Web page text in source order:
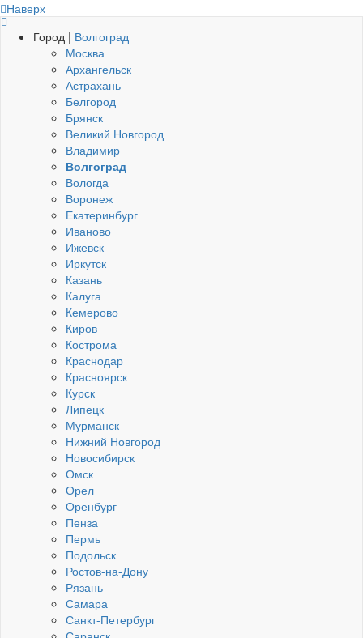
Наверх
Город | Волгоград
Москва
Архангельск
Астрахань
Белгород
Брянск
Великий Новгород
Владимир
Волгоград
Вологда
Воронеж
Екатеринбург
Иваново
Ижевск
Иркутск
Казань
Калуга
Кемерово
Киров
Кострома
Краснодар
Красноярск
Курск
Липецк
Мурманск
Нижний Новгород
Новосибирск
Омск
Орел
Оренбург
Пенза
Пермь
Подольск
Ростов-на-Дону
Рязань
Самара
Санкт-Петербург